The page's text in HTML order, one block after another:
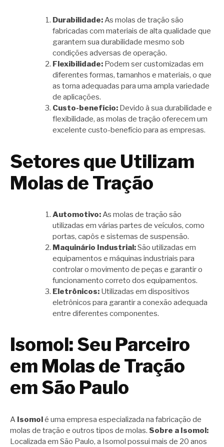
Durabilidade:As molas de tração são
fabricadas com materiais de alta qualidade que
garantem sua durabilidade mesmo sob
condições adversas de operação.
Flexibilidade: Podem ser customizadas em
diferentes formas, tamanhos e materiais, o que
as torna adequadas para uma ampla variedade
de aplicações.
Custo-benefício: Devido à sua durabilidade e
flexibilidade, as molas de tração oferecem um
excelente custo-benefício para as empresas.
Setores que Utilizam
Molas de Tração
Automotivo:As molas de tração são
utilizadas em várias partes de veículos, como
portas, capôs e sistemas de suspensão.
Maquinário Industrial:São utilizadas em
equipamentos e máquinas industriais para
controlar o movimento de peças e garantir o
funcionamento correto dos equipamentos.
Eletrônicos: Utilizadas em dispositivos
eletrônicos para garantir a conexão adequada
entre diferentes componentes.
Isomol: Seu Parceiro
em Molas de Tração
em São Paulo
A Isomolé uma empresa especializada na fabricação de
molas de tração e outros tipos de molas. Sobre a Isomol:
Localizada em São Paulo, a Isomol possui mais de 20 anos